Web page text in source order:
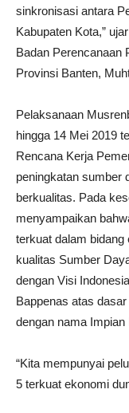
sinkronisasi antara
Kabupaten Kota,”
Badan Perencanaan
Provinsi Banten,
Pelaksanaan
hingga 14 Mei 2019
Rencana Kerja
peningkatan sumber
berkualitas. Pada
menyampaikan
terkuat dalam bidang
kualitas Sumber
dengan Visi
Bappenas atas
dengan nama Impian
“Kita mempunyai
5 terkuat ekonomi